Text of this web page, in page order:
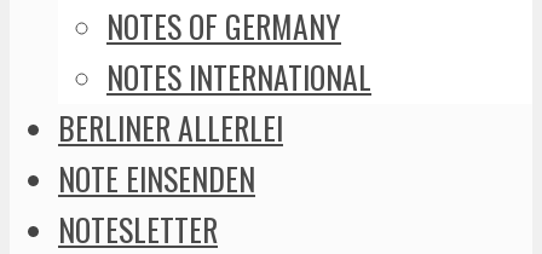
NOTES OF GERMANY
NOTES INTERNATIONAL
BERLINER ALLERLEI
NOTE EINSENDEN
NOTESLETTER